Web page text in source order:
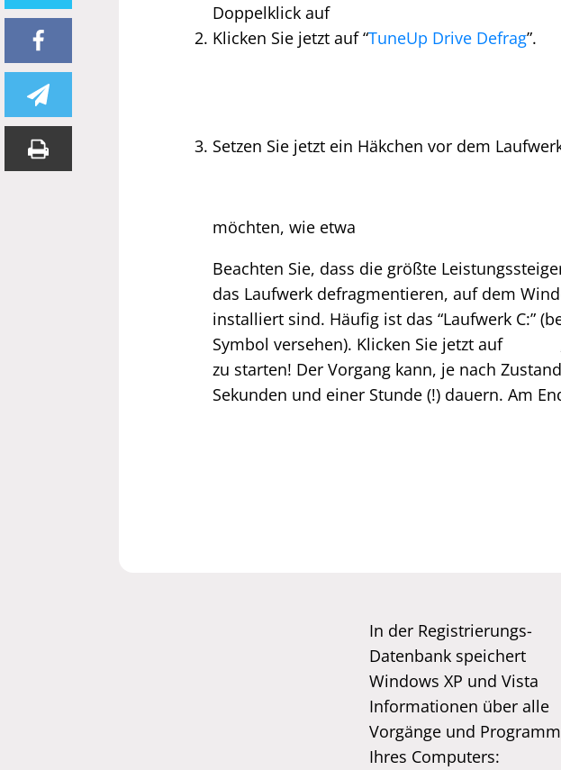
Doppelklick auf
Klicken Sie jetzt auf “TuneUp Drive Defrag”.
Setzen Sie jetzt ein Häkchen vor dem
möchten, wie etwa
Beachten Sie, dass die größte
das Laufwerk defragmentieren, auf dem
installiert sind. Häufig ist das “Laufwerk C:”
Symbol versehen). Klicken Sie jetzt auf
zu starten! Der Vorgang kann, je nach
Sekunden und einer Stunde (!) dauern. Am
In der Registrierungs-
Datenbank speichert
Windows XP und Vista
Informationen über alle
Vorgänge und
Ihres Computers: